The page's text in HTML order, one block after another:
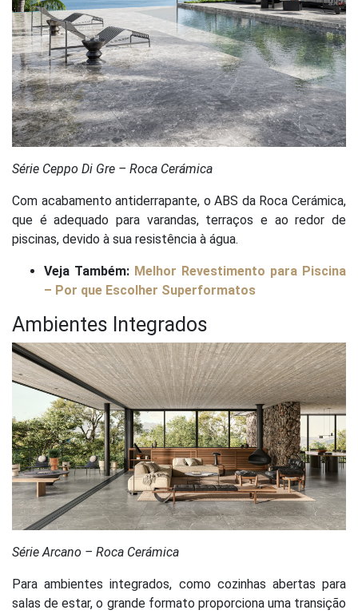
Série Ceppo Di Gre – Roca Cerámica
Com acabamento antiderrapante, o ABS da Roca Cerámica,
que é adequado para varandas, terraços e ao redor de
piscinas, devido à sua resistência à água.
Veja Também: Melhor Revestimento para Piscina
– Por que Escolher Superformatos
Ambientes Integrados
Série Arcano – Roca Cerámica
Para ambientes integrados, como cozinhas abertas para
salas de estar, o grande formato proporciona uma transição